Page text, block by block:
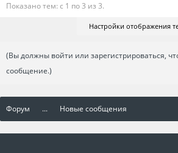
Показано тем: с 1 по 3 из 3.
Настройки отображения
(Вы должны войти или зарегистрироваться,
сообщение.)
Форум ... Новые сообщения